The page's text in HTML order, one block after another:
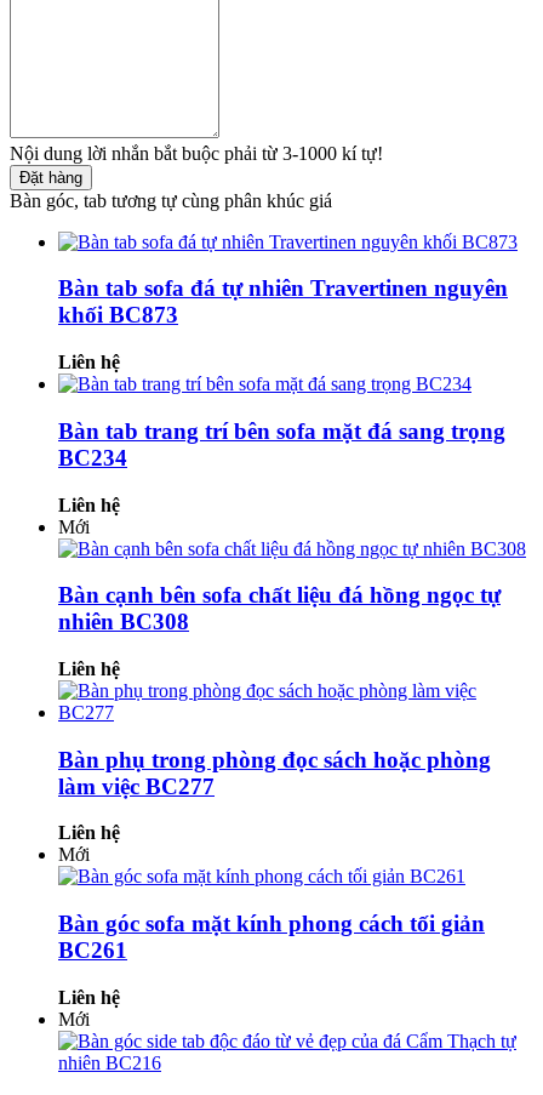
Nội dung lời nhắn bắt buộc phải từ 3-1000 kí tự!
Đặt hàng
Bàn góc, tab tương tự cùng phân khúc giá
Bàn tab sofa đá tự nhiên Travertinen nguyên
khối BC873
Liên hệ
Bàn tab trang trí bên sofa mặt đá sang trọng
BC234
Liên hệ
Mới
Bàn cạnh bên sofa chất liệu đá hồng ngọc tự
nhiên BC308
Liên hệ
Bàn phụ trong phòng đọc sách hoặc phòng
làm việc BC277
Liên hệ
Mới
Bàn góc sofa mặt kính phong cách tối giản
BC261
Liên hệ
Mới